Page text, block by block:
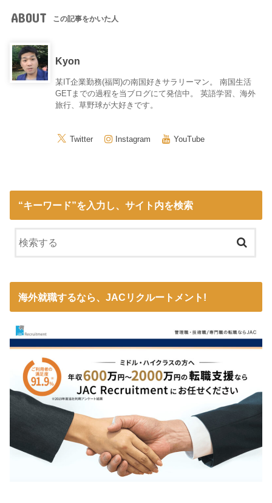
ABOUT この記事をかいた人
Kyon
某IT企業勤務(福岡)の南国好きサラリーマン。 南国生活
GETまでの過程を当ブログにて発信中。 英語学習、海外
旅行、草野球が大好きです。
Twitter Instagram YouTube
“キーワード”を入力し、サイト内を検索
海外就職するなら、JACリクルートメント!